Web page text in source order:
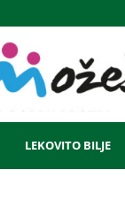
LEKOVITO BILJE